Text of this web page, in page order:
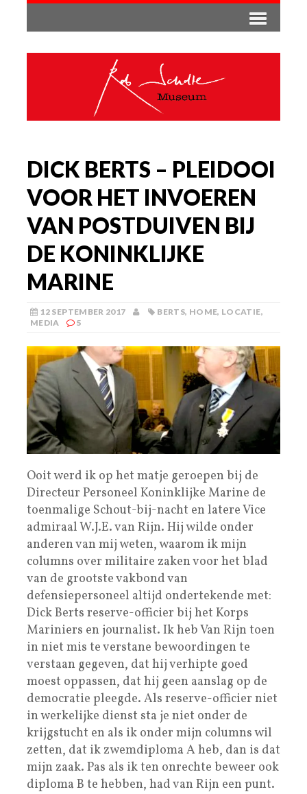
DICK BERTS – PLEIDOOI
VOOR HET INVOEREN
VAN POSTDUIVEN BIJ
DE KONINKLIJKE
MARINE
12 SEPTEMBER 2017 BERTS, HOME, LOCATIE,
MEDIA
5
Ooit werd ik op het matje geroepen bij de
Directeur Personeel Koninklijke Marine de
toenmalige Schout-bij-nacht en latere Vice
admiraal W.J.E. van Rijn. Hij wilde onder
anderen van mij weten, waarom ik mijn
columns over militaire zaken voor het blad
van de grootste vakbond van
defensiepersoneel altijd ondertekende met:
Dick Berts reserve-officier bij het Korps
Mariniers en journalist. Ik heb Van Rijn toen
in niet mis te verstane bewoordingen te
verstaan gegeven, dat hij verhipte goed
moest oppassen, dat hij geen aanslag op de
democratie pleegde. Als reserve-officier niet
in werkelijke dienst sta je niet onder de
krijgstucht en als ik onder mijn columns wil
zetten, dat ik zwemdiploma A heb, dan is dat
mijn zaak. Pas als ik ten onrechte beweer ook
diploma B te hebben, had van Rijn een punt.